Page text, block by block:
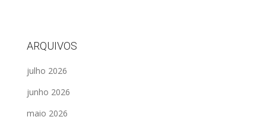
ARQUIVOS
julho 2026
junho 2026
maio 2026